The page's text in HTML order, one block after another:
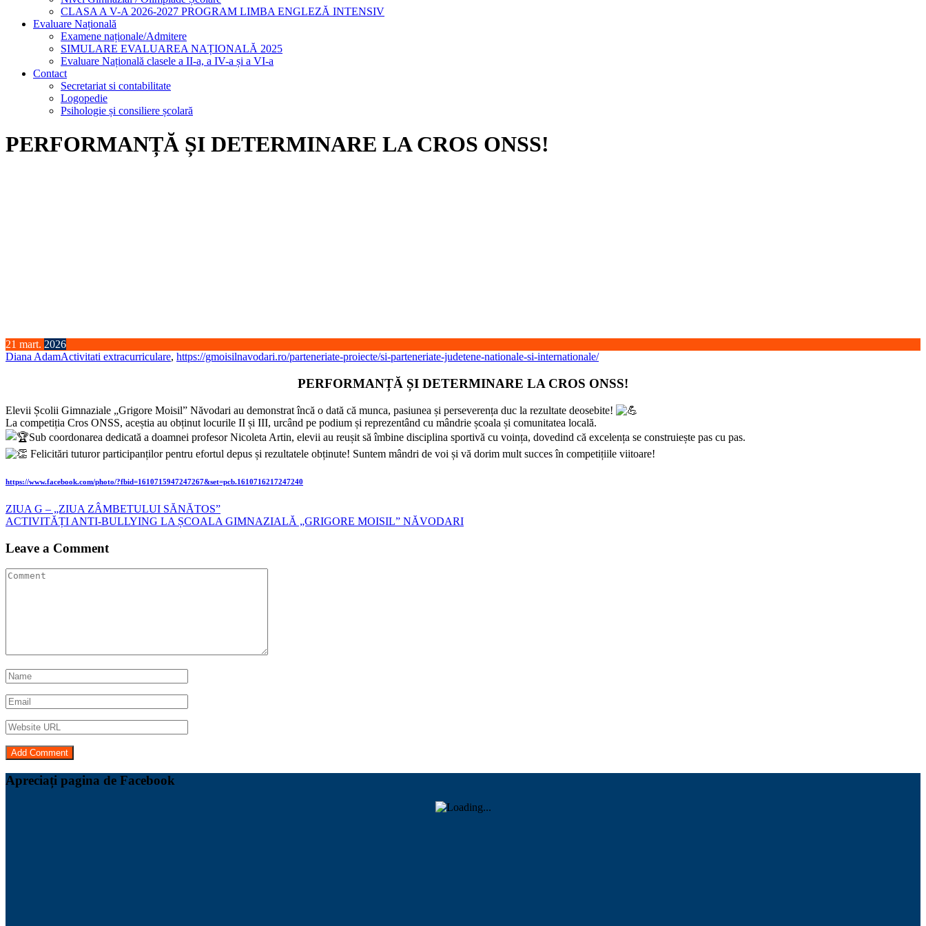
CLASA A V-A 2026-2027 PROGRAM LIMBA ENGLEZĂ INTENSIV
Evaluare Națională
Examene naționale/Admitere
SIMULARE EVALUAREA NAȚIONALĂ 2025
Evaluare Națională clasele a II-a, a IV-a și a VI-a
Contact
Secretariat si contabilitate
Logopedie
Psihologie și consiliere școlară
PERFORMANȚĂ ȘI DETERMINARE LA CROS ONSS!
21 mart. 2026
Diana AdamActivitati extracurriculare, https://gmoisilnavodari.ro/parteneriate-proiecte/si-parteneriate-judetene-nationale-si-internationale/
PERFORMANȚĂ ȘI DETERMINARE LA CROS ONSS!
Elevii Școlii Gimnaziale „Grigore Moisil” Năvodari au demonstrat încă o dată că munca, pasiunea și perseverența duc la rezultate deosebite!
La competiția Cros ONSS, aceștia au obținut locurile II și III, urcând pe podium și reprezentând cu mândrie școala și comunitatea locală.
Sub coordonarea dedicată a doamnei profesor Nicoleta Artin, elevii au reușit să îmbine disciplina sportivă cu voința, dovedind că excelența se construiește pas cu pas.
Felicitări tuturor participanților pentru efortul depus și rezultatele obținute! Suntem mândri de voi și vă dorim mult succes în competițiile viitoare!
https://www.facebook.com/photo/?fbid=1610715947247267&set=pcb.1610716217247240
Navigare
în
articole
ZIUA G – „ZIUA ZÂMBETULUI SĂNĂTOS”
ACTIVITĂȚI ANTI-BULLYING LA ȘCOALA GIMNAZIALĂ „GRIGORE MOISIL” NĂVODARI
Leave a Comment
Apreciați pagina de Facebook